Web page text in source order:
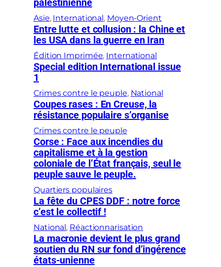
palestinienne
Asie, International , Moyen-Orient
Entre lutte et collusion : la Chine et
les USA dans la guerre en Iran
Édition Imprimée, International
Special edition International issue
1
Crimes contre le peuple, National
Coupes rases : En Creuse, la
résistance populaire s’organise
Crimes contre le peuple
Corse : Face aux incendies du
capitalisme et à la gestion
coloniale de l’État français, seul le
peuple sauve le peuple.
Quartiers populaires
La fête du CPES DDF : notre force
c’est le collectif !
National , Réactionnarisation
La macronie devient le plus grand
soutien du RN sur fond d’ingérence
états-unienne